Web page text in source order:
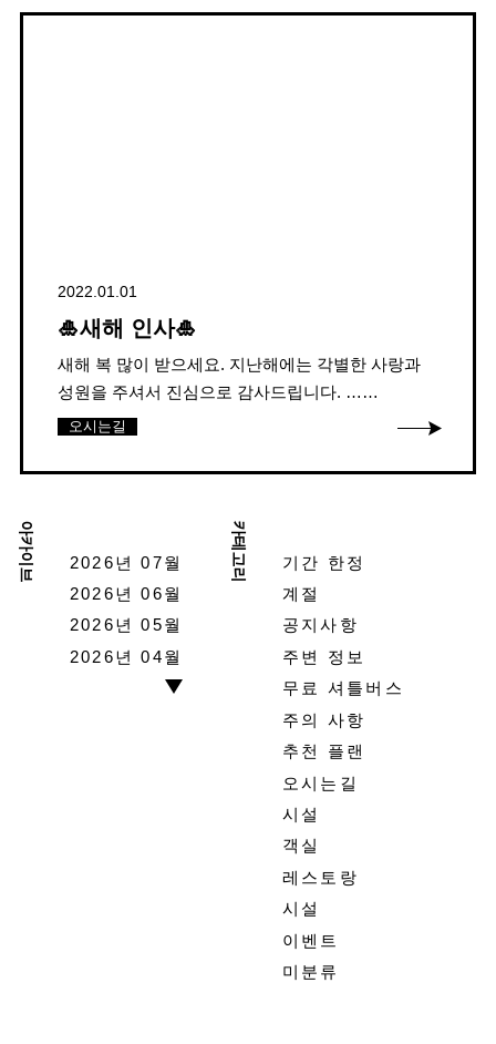
2022.01.01
🎍새해 인사🎍
새해 복 많이 받으세요. 지난해에는 각별한 사랑과
성원을 주셔서 진심으로 감사드립니다. ……
오시는길
아카이브
2026년 07월
2026년 06월
2026년 05월
2026년 04월
카테고리
기간 한정
계절
공지사항
주변 정보
무료 셔틀버스
주의 사항
추천 플랜
오시는길
시설
객실
레스토랑
시설
이벤트
미분류